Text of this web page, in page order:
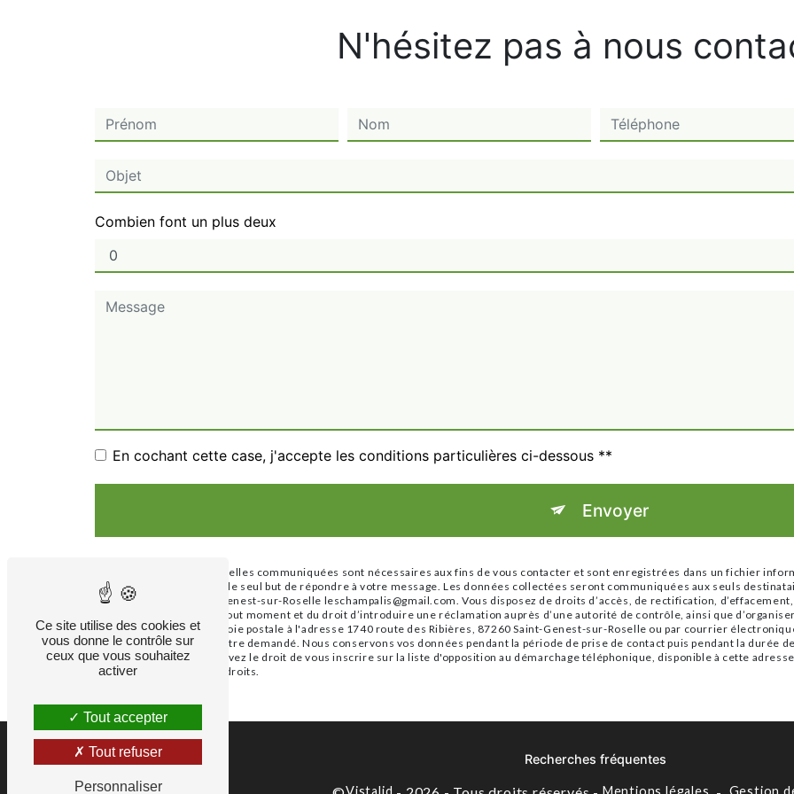
N'hésitez pas à nous
Combien font un plus deux
En cochant cette case, j'accepte les conditions particulières ci-dessous **
Envoyer
** Les données personnelles communiquées sont nécessaires aux fins de vous contacter et sont enregistrées dans un fichier
ses sous-traitants dans le seul but de répondre à votre message. Les données collectées seront communiquées aux seuls
Ribières, 87260 Saint-Genest-sur-Roselle leschampalis@gmail.com. Vous disposez de droits d’accès, de rectification,
votre consentement à tout moment et du droit d’introduire une réclamation auprès d’une autorité de contrôle, ainsi que
exercer ces droits par voie postale à l'adresse 1740 route des Ribières, 87260 Saint-Genest-sur-Roselle ou par courrier
d'identité pourra vous être demandé. Nous conservons vos données pendant la période de prise de contact puis pendant la durée
des contentieux. Vous avez le droit de vous inscrire sur la liste d'opposition au démarchage téléphonique, disponible à cette
d’informations sur vos droits.
Recherches fréquentes
Vistalid Mentions légales Gestion
Ce site utilise des cookies et
vous donne le contrôle sur
ceux que vous souhaitez
activer
Tout accepter
Tout refuser
Personnaliser